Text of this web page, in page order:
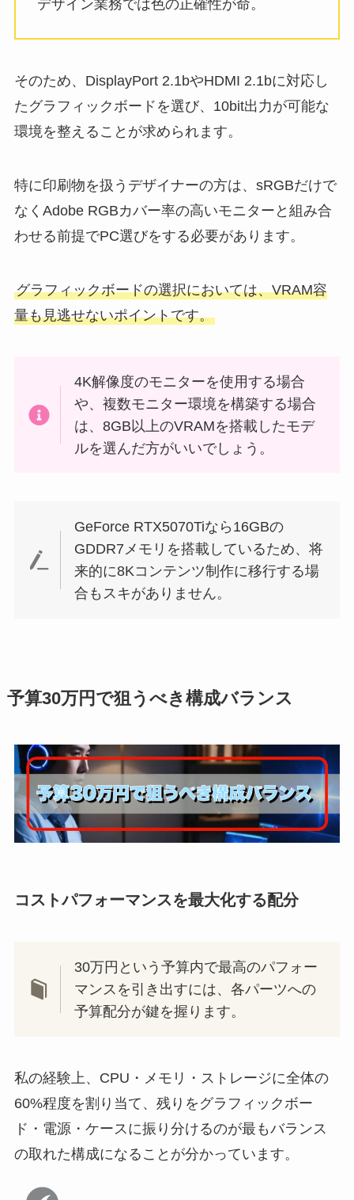
デザイン業務では色の正確性が命。
そのため、DisplayPort 2.1bやHDMI 2.1bに対応し
たグラフィックボードを選び、10bit出力が可能な
環境を整えることが求められます。
特に印刷物を扱うデザイナーの方は、sRGBだけで
なくAdobe RGBカバー率の高いモニターと組み合
わせる前提でPC選びをする必要があります。
グラフィックボードの選択においては、VRAM容
量も見逃せないポイントです。
4K解像度のモニターを使用する場合
や、複数モニター環境を構築する場合
は、8GB以上のVRAMを搭載したモデ
ルを選んだ方がいいでしょう。
GeForce RTX5070Tiなら16GBの
GDDR7メモリを搭載しているため、将
来的に8Kコンテンツ制作に移行する場
合もスキがありません。
予算30万円で狙うべき構成バランス
コストパフォーマンスを最大化する配分
30万円という予算内で最高のパフォー
マンスを引き出すには、各パーツへの
予算配分が鍵を握ります。
私の経験上、CPU・メモリ・ストレージに全体の
60%程度を割り当て、残りをグラフィックボー
ド・電源・ケースに振り分けるのが最もバランス
の取れた構成になることが分かっています。